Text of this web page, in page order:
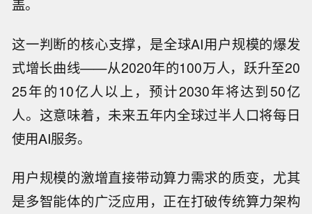
盖。
这一判断的核心支撑，是全球AI用户规模的爆发
式增长曲线——从2020年的100万人，跃升至20
25年的10亿人以上，预计2030年将达到50亿
人。这意味着，未来五年内全球过半人口将每日
使用AI服务。
用户规模的激增直接带动算力需求的质变，尤其
是多智能体的广泛应用，正在打破传统算力架构